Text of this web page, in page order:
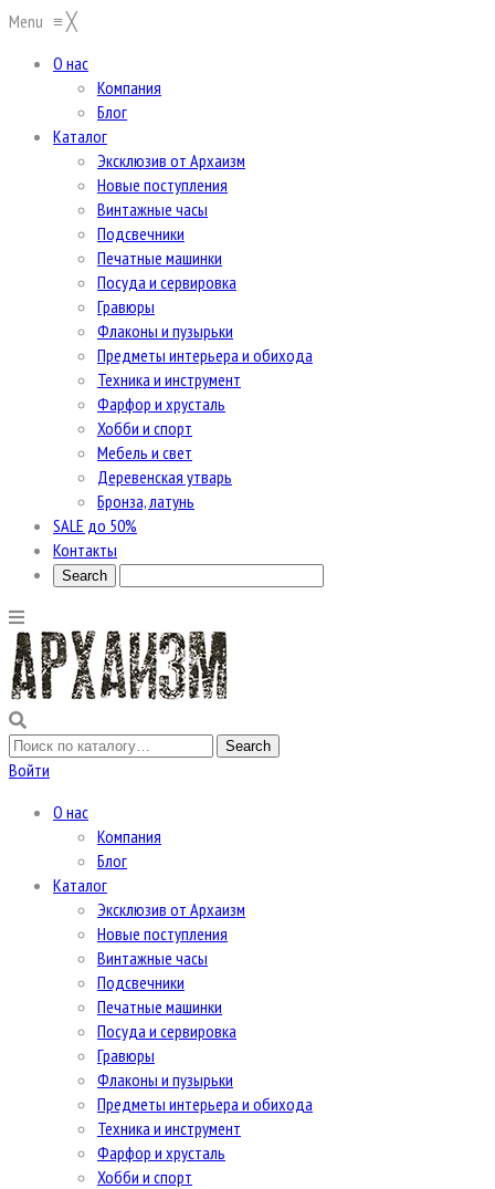
Menu ≡╳
О нас
Компания
Блог
Каталог
Эксклюзив от Архаизм
Новые поступления
Винтажные часы
Подсвечники
Печатные машинки
Посуда и сервировка
Гравюры
Флаконы и пузырьки
Предметы интерьера и обихода
Техника и инструмент
Фарфор и хрусталь
Хобби и спорт
Мебель и свет
Деревенская утварь
Бронза, латунь
SALE до 50%
Контакты
Войти
О нас
Компания
Блог
Каталог
Эксклюзив от Архаизм
Новые поступления
Винтажные часы
Подсвечники
Печатные машинки
Посуда и сервировка
Гравюры
Флаконы и пузырьки
Предметы интерьера и обихода
Техника и инструмент
Фарфор и хрусталь
Хобби и спорт